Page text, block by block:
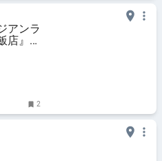
アンラ
店』｜
2